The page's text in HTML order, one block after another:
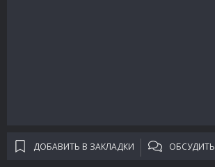
ДОБАВИТЬ В ЗАКЛАДКИ ОБСУДИТЬ